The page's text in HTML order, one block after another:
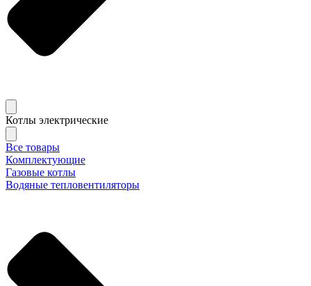
Котлы электрические
Все товары
Комплектующие
Газовые котлы
Водяные тепловентиляторы